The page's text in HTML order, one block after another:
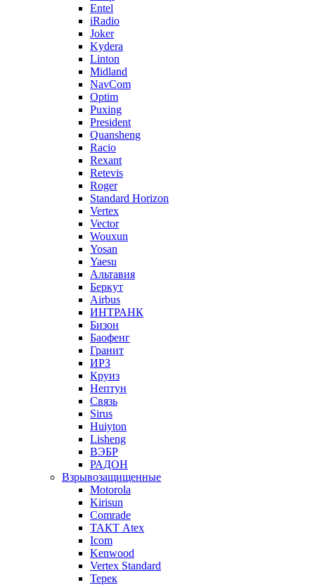
Entel
iRadio
Joker
Kydera
Linton
Midland
NavCom
Optim
Puxing
President
Quansheng
Racio
Rexant
Retevis
Roger
Standard Horizon
Vertex
Vector
Wouxun
Yosan
Yaesu
Альтавия
Беркут
Airbus
ИНТРАНК
Бизон
Баофенг
Гранит
ИРЗ
Круиз
Нептун
Связь
Sirus
Huiyton
Lisheng
ВЭБР
РАДОН
Взрывозащищенные
Motorola
Kirisun
Comrade
ТАКТ Atex
Icom
Kenwood
Vertex Standard
Терек